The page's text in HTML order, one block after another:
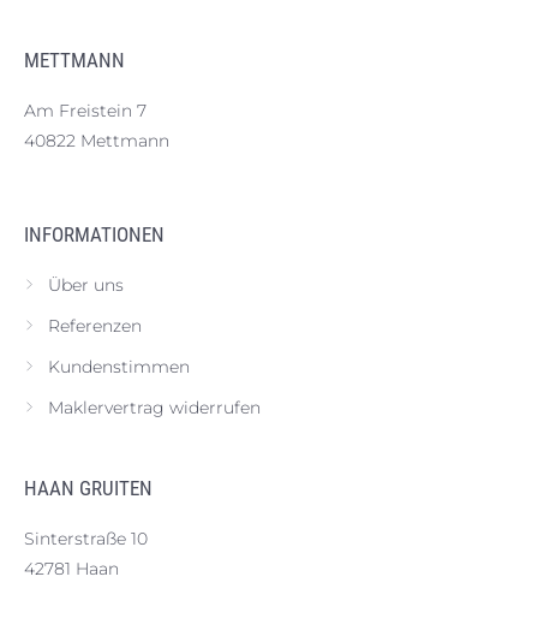
METTMANN
Am Freistein 7
40822 Mettmann
INFORMATIONEN
Über uns
Referenzen
Kundenstimmen
Maklervertrag widerrufen
HAAN GRUITEN
Sinterstraße 10
42781 Haan